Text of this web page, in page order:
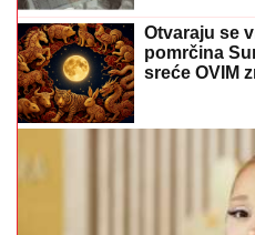
Otvaraju se
pomrčina
sreće OVIM